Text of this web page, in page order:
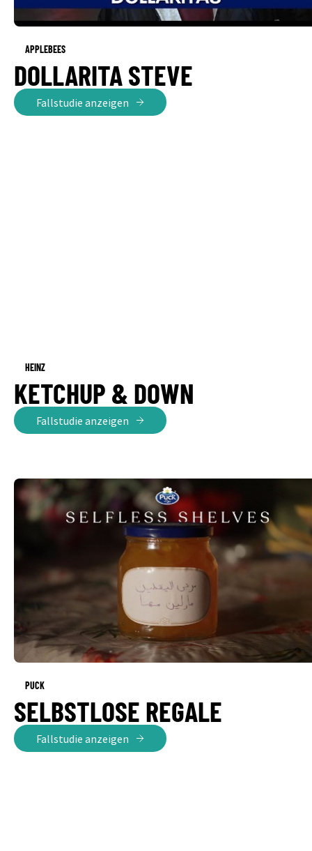
APPLEBEES
DOLLARITA STEVE
Fallstudie anzeigen
HEINZ
KETCHUP & DOWN
Fallstudie anzeigen
PUCK
SELBSTLOSE REGALE
Fallstudie anzeigen